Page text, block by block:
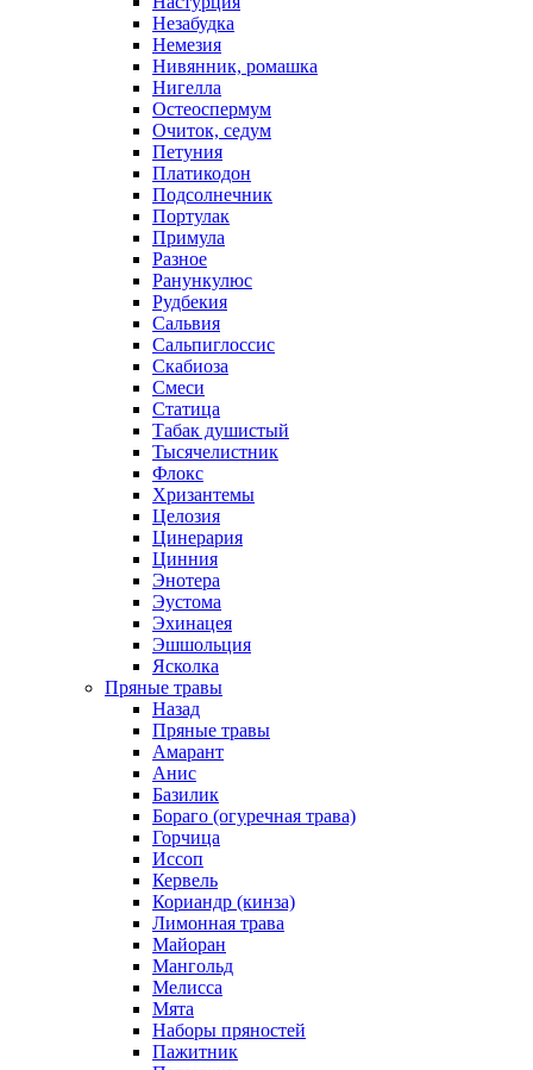
Незабудка
Немезия
Нивянник, ромашка
Нигелла
Остеоспермум
Очиток, седум
Петуния
Платикодон
Подсолнечник
Портулак
Примула
Разное
Ранункулюс
Рудбекия
Сальвия
Сальпиглоссис
Скабиоза
Смеси
Статица
Табак душистый
Тысячелистник
Флокс
Хризантемы
Целозия
Цинерария
Цинния
Энотера
Эустома
Эхинацея
Эшшольция
Ясколка
Пряные травы
Назад
Пряные травы
Амарант
Анис
Базилик
Бораго (огуречная трава)
Горчица
Иссоп
Кервель
Кориандр (кинза)
Лимонная трава
Майоран
Мангольд
Мелисса
Мята
Наборы пряностей
Пажитник